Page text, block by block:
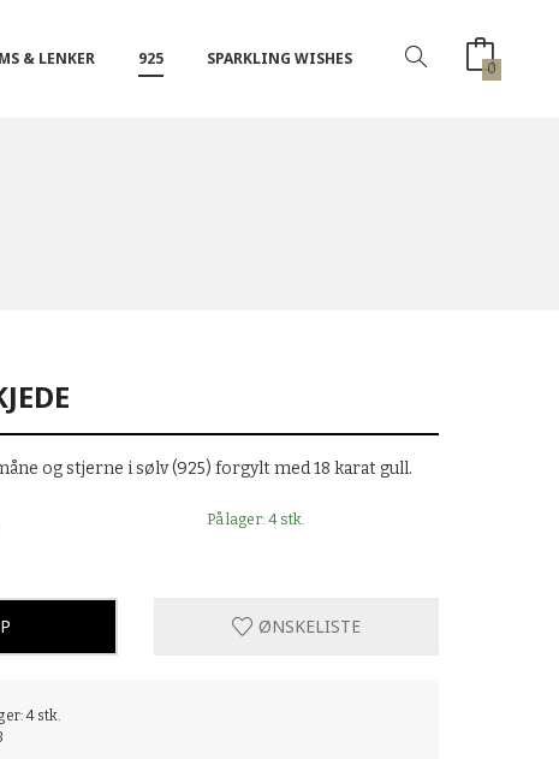
& LENKER 925 SPARKLING WISHES 0
og stjerne i sølv (925) forgylt med 18 karat gull.
På lager: 4 stk.
ØNSKELISTE
4 stk.